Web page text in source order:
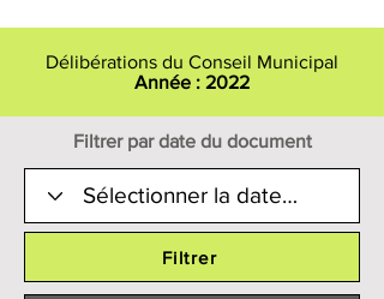
Délibérations du Conseil Municipal
Année : 2022
Filtrer par date du document
Filtrer